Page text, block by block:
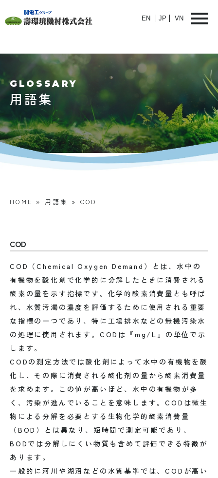
EN JP VN
GLOSSARY
用語集
HOME » 用語集 » COD
COD
COD（Chemical Oxygen Demand）とは、水中の
有機物を酸化剤で化学的に分解したときに消費される
酸素の量を示す指標です。化学的酸素消費量とも呼ば
れ、水質汚濁の濃度を評価するために使用される重要
な指標の一つであり、特に工場排水などの無機汚染水
の処理に使用されます。CODは『mg/L』の単位で示
します。
CODの測定方法では酸化剤によって水中の有機物を酸
化し、その際に消費される酸化剤の量から酸素消費量
を求めます。この値が高いほど、水中の有機物が多
く、汚染が進んでいることを意味します。CODは微生
物による分解を必要とする生物化学的酸素消費量
（BOD）とは異なり、短時間で測定可能であり、
BODでは分解しにくい物質も含めて評価できる特徴が
あります。
一般的に河川や湖沼などの水質基準では、CODが高い